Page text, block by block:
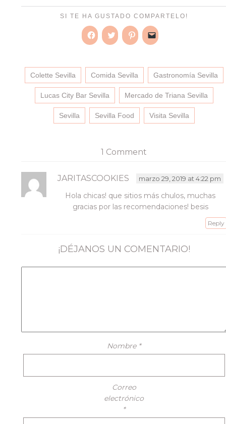
SI TE HA GUSTADO COMPARTELO!
Haz
en
Facebook
(Se
abre
en
una
ventana
nueva)
Haz
en
Twitter
(Se
abre
una
ventana
nueva)
Haz
en
Pinterest
(Se
abre
en
una
ventana
nueva)
Haz
un
enlace
por
correo
electrónico
a
un
amigo
(Se
Colette Sevilla Comida Sevilla Gastronomía Sevilla
Lucas City Bar Sevilla Mercado de Triana Sevilla
Sevilla Sevilla Food Visita Sevilla
1 Comment
JARITASCOOKIES marzo 29, 2019 at 4:22 pm
Hola chicas! que sitios más chulos, muchas
gracias por las recomendaciones! besis
Reply
¡DÉJANOS UN COMENTARIO!
Nombre *
Correo
electrónico
*